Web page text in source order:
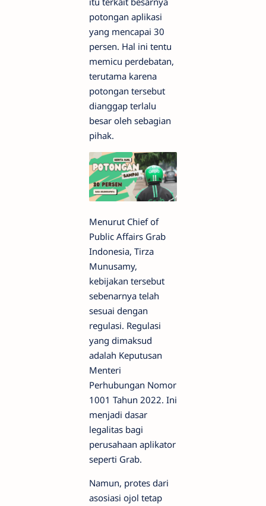
potongan aplikasi
yang mencapai 30
persen. Hal ini tentu
memicu perdebatan,
terutama karena
potongan tersebut
dianggap terlalu
besar oleh sebagian
pihak.
Menurut Chief of
Public Affairs Grab
Indonesia, Tirza
Munusamy,
kebijakan tersebut
sebenarnya telah
sesuai dengan
regulasi. Regulasi
yang dimaksud
adalah Keputusan
Menteri
Perhubungan Nomor
1001 Tahun 2022. Ini
menjadi dasar
legalitas bagi
perusahaan aplikator
seperti Grab.
Namun, protes dari
asosiasi ojol tetap